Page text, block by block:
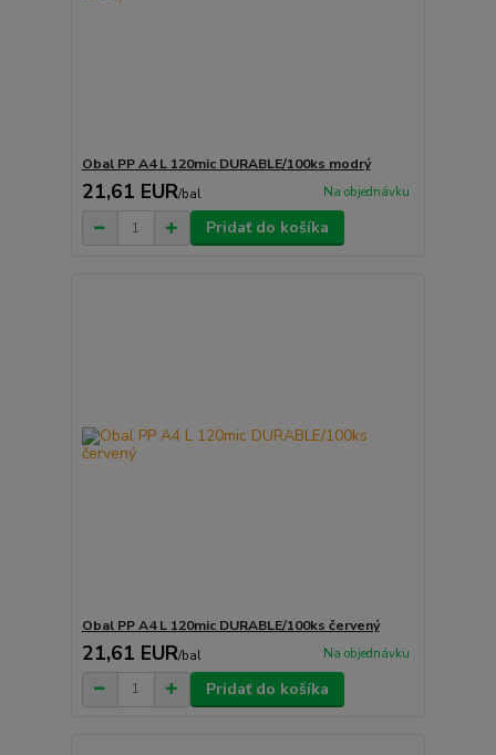
Obal PP A4 L 120mic DURABLE/100ks modrý
21,61 EUR/bal Na objednávku
Pridať do košíka
Obal PP A4 L 120mic DURABLE/100ks červený
21,61 EUR/bal Na objednávku
Pridať do košíka